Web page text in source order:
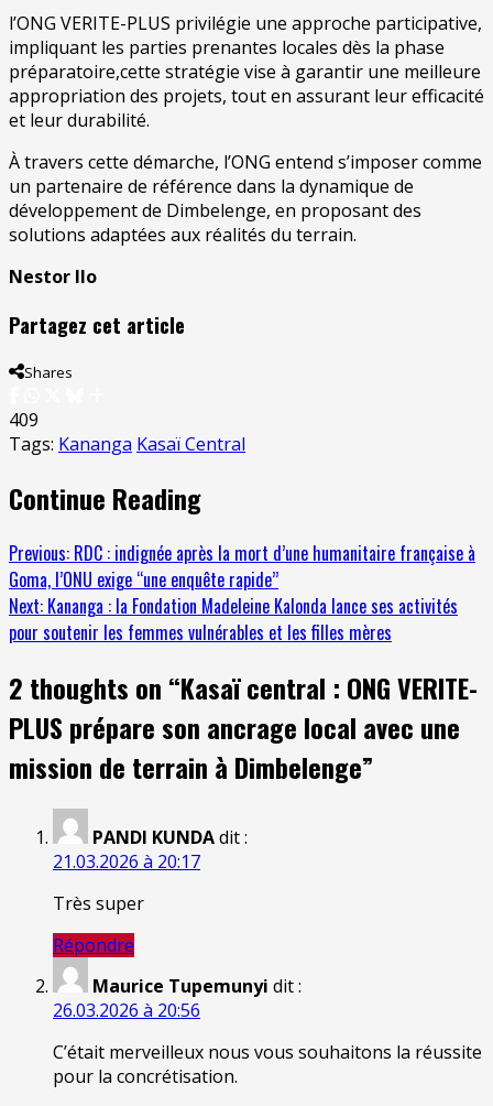
l’ONG VERITE-PLUS privilégie une approche participative,
impliquant les parties prenantes locales dès la phase
préparatoire,cette stratégie vise à garantir une meilleure
appropriation des projets, tout en assurant leur efficacité
et leur durabilité.
À travers cette démarche, l’ONG entend s’imposer comme
un partenaire de référence dans la dynamique de
développement de Dimbelenge, en proposant des
solutions adaptées aux réalités du terrain.
Nestor Ilo
Partagez cet article
Shares
409
Tags: Kananga Kasaï Central
Continue Reading
Previous: RDC : indignée après la mort d’une humanitaire française à
Goma, l’ONU exige ‘‘une enquête rapide’’
Next: Kananga : la Fondation Madeleine Kalonda lance ses activités
pour soutenir les femmes vulnérables et les filles mères
2 thoughts on “Kasaï central : ONG VERITE-
PLUS prépare son ancrage local avec une
mission de terrain à Dimbelenge”
PANDI KUNDAdit :
21.03.2026 à 20:17
Très super
Répondre
Maurice Tupemunyi dit :
26.03.2026 à 20:56
C’était merveilleux nous vous souhaitons la réussite
pour la concrétisation.